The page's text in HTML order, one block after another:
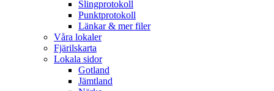
Slingprotokoll
Punktprotokoll
Länkar & mer filer
Våra lokaler
Fjärilskarta
Lokala sidor
Gotland
Jämtland